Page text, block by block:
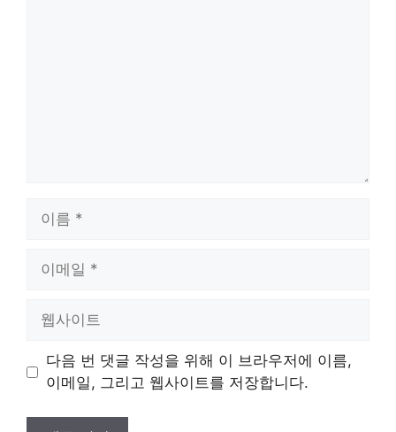
트
다음 번 댓글 작성을 위해 이 브라우저에 이름,
이메일, 그리고 웹사이트를 저장합니다.